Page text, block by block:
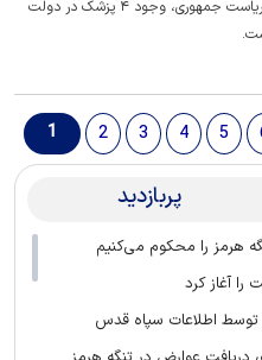
معاون اجرایی رییس جمهور و سرپرست نهاد ریاست جمهوری، وجود ۴ پزشک در دولت
1 2 3 4 5
پربازدید
هرمز را محکوم می‌کنیم
آغاز کرد
توسط اطلاعات سپاه قدس